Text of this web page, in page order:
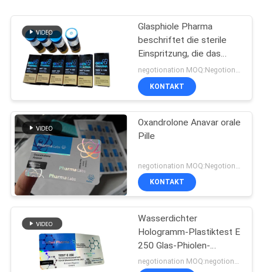
Glasphiole Pharma
beschriftet die sterile
Einspritzung, die das
pharmazeutische
Verpacken druckt
KONTAKT
Oxandrolone Anavar orale
Pille
KONTAKT
Wasserdichter
Hologramm-Plastiktest E
250 Glas-Phiolen-
Aufkleber
negotionation MOQ:negotionation